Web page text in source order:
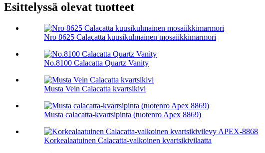
Esittelyssä olevat tuotteet
Nro 8625 Calacatta kuusikulmainen mosaiikkimarmori
No.8100 Calacatta Quartz Vanity
Musta Vein Calacatta kvartsikivi
Musta calacatta-kvartsipinta (tuotenro Apex 8869)
Korkealaatuinen Calacatta-valkoinen kvartsikivilaatta